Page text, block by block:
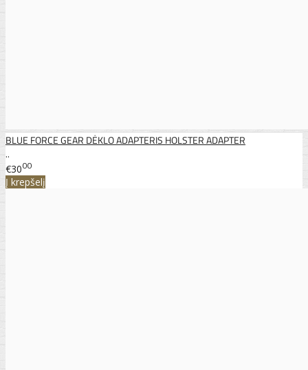
BLUE FORCE GEAR DĖKLO ADAPTERIS HOLSTER ADAPTER
..
€3000
Į krepšelį